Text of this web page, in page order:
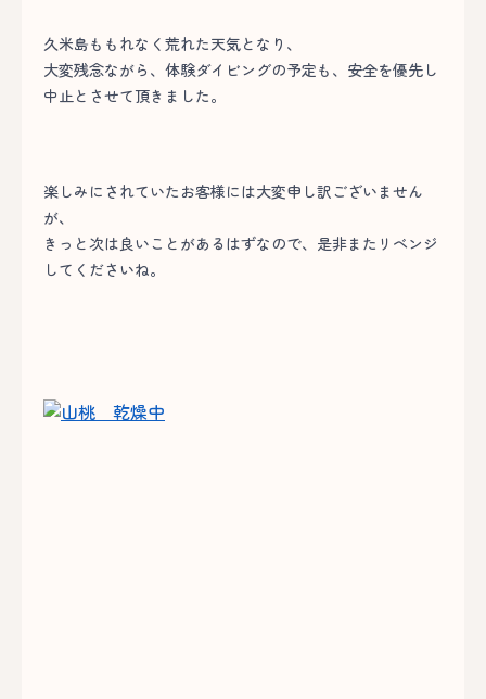
久米島ももれなく荒れた天気となり、
大変残念ながら、体験ダイビングの予定も、安全を優先し
中止とさせて頂きました。
楽しみにされていたお客様には大変申し訳ございません
が、
きっと次は良いことがあるはずなので、是非またリベンジ
してくださいね。